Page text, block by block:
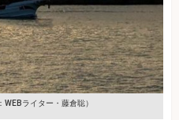
WEBライター・藤倉聡）